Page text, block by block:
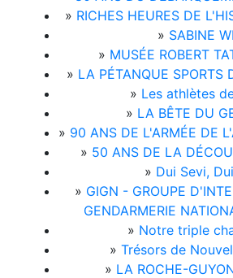
» RICHES HEURES DE
» SABINE
» MUSÉE ROBERT
» LA PÉTANQUE SPORTS
» Les athlètes
» LA BÊTE DU
» 90 ANS DE L'ARMÉE DE
» 50 ANS DE LA
» Dui Sevi,
» GIGN - GROUPE
GENDARMERIE
» Notre triple
» Trésors de
» LA ROCHE-